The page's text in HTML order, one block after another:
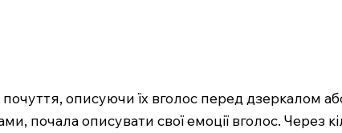
описуючи їх вголос перед дзеркалом
почала описувати свої емоції вголос. Через